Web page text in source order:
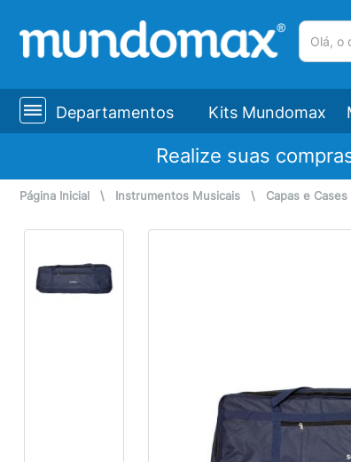
Departamentos Kits Mundomax
Realize suas
Página Inicial \ Instrumentos Musicais \ Capas e Cases